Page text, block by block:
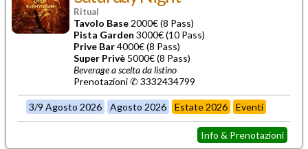
Ritual
Tavolo Base 2000€ (8 Pass)
Pista Garden 3000€ (10 Pass)
Prive Bar4000€ (8 Pass)
Super Privè 5000€ (8 Pass)
Beverage a scelta da listino
Prenotazioni ✆ 3332434799
3/9 Agosto 2026 Agosto 2026 Estate 2026 Eventi
Info & Prenotazioni